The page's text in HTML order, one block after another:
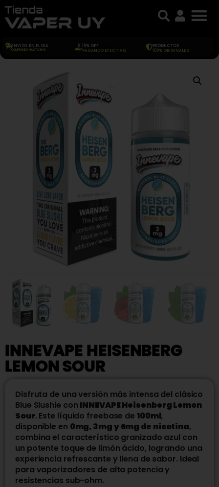
ENVIOS EN EL DIA
COMPRANDO HASTA 18HS
10% OFF
PAGANDO EFECTIVO
PRODUCTOS
100% ORIGINALES
INNEVAPE HEISENBERG
LEMON SOUR
Disfruta de una versión más intensa del clásico
Blue Slushie con INNEVAPE Heisenberg Lemon
Sour. Este líquido freebase de 100ml,
disponible en 0mg, 3mg y 6mg de nicotina,
combina el característico granizado azul con
un potente toque de limón ácido, logrando una
experiencia refrescante y llena de sabor. Ideal
para vaporizadores de alta potencia y
resistencias sub-ohm.